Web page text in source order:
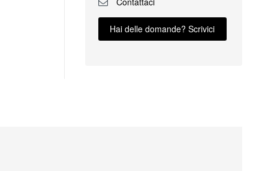
Hai delle domande? Scrivici